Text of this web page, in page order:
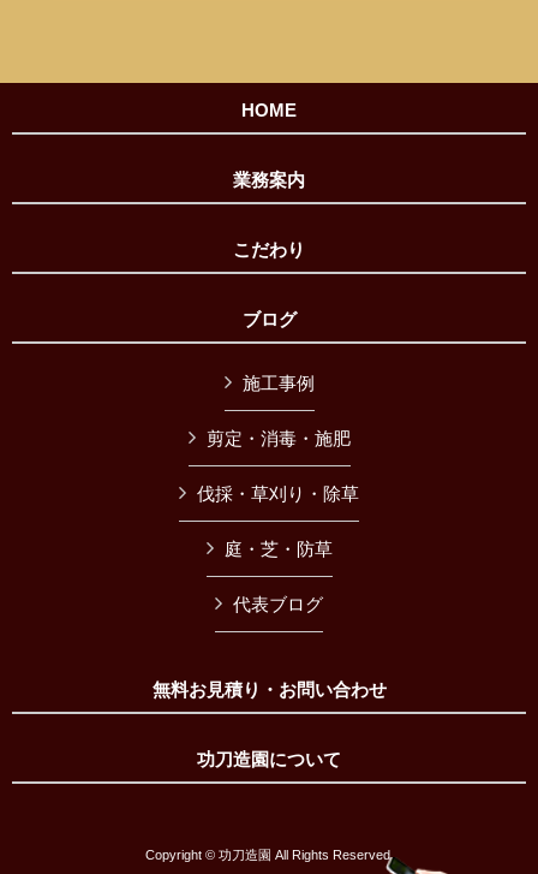
HOME
業務案内
こだわり
ブログ
施工事例
剪定・消毒・施肥
伐採・草刈り・除草
庭・芝・防草
代表ブログ
無料お見積り・お問い合わせ
功刀造園について
Copyright © 功刀造園 All Rights Reserved.